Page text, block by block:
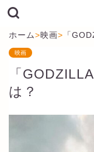
ホーム>映画> 「
映画
「
は？